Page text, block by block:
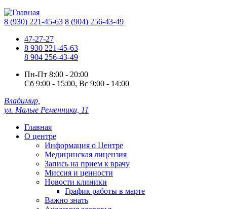
8 (930) 221-45-63 8 (904) 256-43-49
47-27-27
8 930 221-45-63
8 904 256-43-49
Пн-Пт 8:00 - 20:00
Сб 9:00 - 15:00, Вс 9:00 - 14:00
Владимир,
ул. Малые Ременники, 11
Главная
О центре
Информация о Центре
Медицинская лицензия
Запись на прием к врачу
Миссия и ценности
Новости клиники
График работы в марте
Важно знать